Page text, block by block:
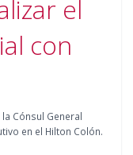
el
con
Cónsul General
en el Hilton Colón.